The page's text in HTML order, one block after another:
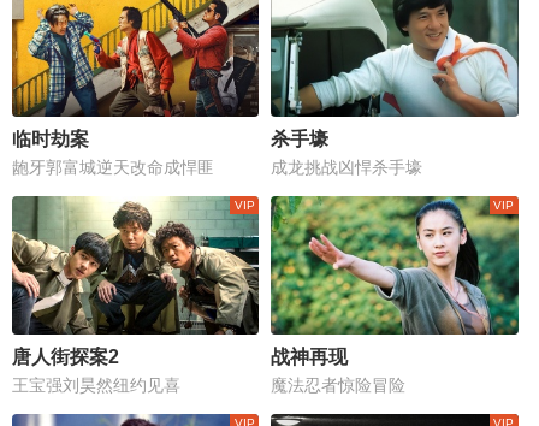
临时劫案
龅牙郭富城逆天改命成悍匪
杀手壕
成龙挑战凶悍杀手壕
唐人街探案2
王宝强刘昊然纽约见喜
战神再现
魔法忍者惊险冒险